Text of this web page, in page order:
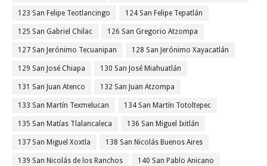
123 San Felipe Teotlancingo 124 San Felipe Tepatlán
125 San Gabriel Chilac 126 San Gregorio Atzompa
127 San Jerónimo Tecuanipan 128 San Jerónimo Xayacatlán
129 San José Chiapa 130 San José Miahuatlán
131 San Juan Atenco 132 San Juan Atzompa
133 San Martín Texmelucan 134 San Martín Totoltepec
135 San Matías Tlalancaleca 136 San Miguel Ixitlán
137 San Miguel Xoxtla 138 San Nicolás Buenos Aires
139 San Nicolás de los Ranchos 140 San Pablo Anicano